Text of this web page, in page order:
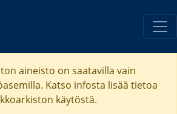
aineisto on saatavilla vain
Katso infosta lisää tietoa
käytöstä.